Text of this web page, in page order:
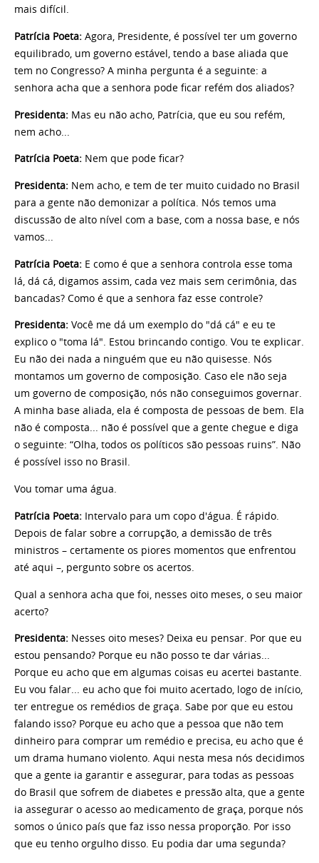
mais difícil.
Patrícia Poeta: Agora, Presidente, é possível ter um governo
equilibrado, um governo estável, tendo a base aliada que
tem no Congresso? A minha pergunta é a seguinte: a
senhora acha que a senhora pode ficar refém dos aliados?
Presidenta: Mas eu não acho, Patrícia, que eu sou refém,
nem acho...
Patrícia Poeta: Nem que pode ficar?
Presidenta: Nem acho, e tem de ter muito cuidado no Brasil
para a gente não demonizar a política. Nós temos uma
discussão de alto nível com a base, com a nossa base, e nós
vamos...
Patrícia Poeta: E como é que a senhora controla esse toma
lá, dá cá, digamos assim, cada vez mais sem cerimônia, das
bancadas? Como é que a senhora faz esse controle?
Presidenta: Você me dá um exemplo do "dá cá" e eu te
explico o "toma lá". Estou brincando contigo. Vou te explicar.
Eu não dei nada a ninguém que eu não quisesse. Nós
montamos um governo de composição. Caso ele não seja
um governo de composição, nós não conseguimos governar.
A minha base aliada, ela é composta de pessoas de bem. Ela
não é composta... não é possível que a gente chegue e diga
o seguinte: “Olha, todos os políticos são pessoas ruins”. Não
é possível isso no Brasil.
Vou tomar uma água.
Patrícia Poeta: Intervalo para um copo d'água. É rápido.
Depois de falar sobre a corrupção, a demissão de três
ministros – certamente os piores momentos que enfrentou
até aqui –, pergunto sobre os acertos.
Qual a senhora acha que foi, nesses oito meses, o seu maior
acerto?
Presidenta: Nesses oito meses? Deixa eu pensar. Por que eu
estou pensando? Porque eu não posso te dar várias...
Porque eu acho que em algumas coisas eu acertei bastante.
Eu vou falar... eu acho que foi muito acertado, logo de início,
ter entregue os remédios de graça. Sabe por que eu estou
falando isso? Porque eu acho que a pessoa que não tem
dinheiro para comprar um remédio e precisa, eu acho que é
um drama humano violento. Aqui nesta mesa nós decidimos
que a gente ia garantir e assegurar, para todas as pessoas
do Brasil que sofrem de diabetes e pressão alta, que a gente
ia assegurar o acesso ao medicamento de graça, porque nós
somos o único país que faz isso nessa proporção. Por isso
que eu tenho orgulho disso. Eu podia dar uma segunda?